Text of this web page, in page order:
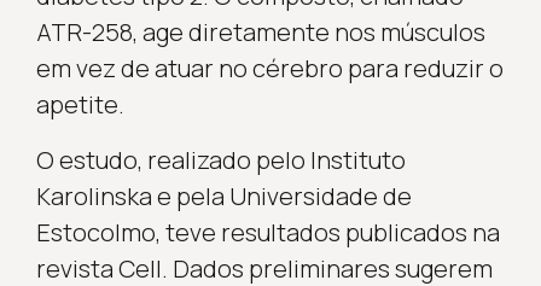
ATR-258, age diretamente nos músculos
em vez de atuar no cérebro para reduzir o
apetite.
O estudo, realizado pelo Instituto
Karolinska e pela Universidade de
Estocolmo, teve resultados publicados na
revista Cell. Dados preliminares sugerem